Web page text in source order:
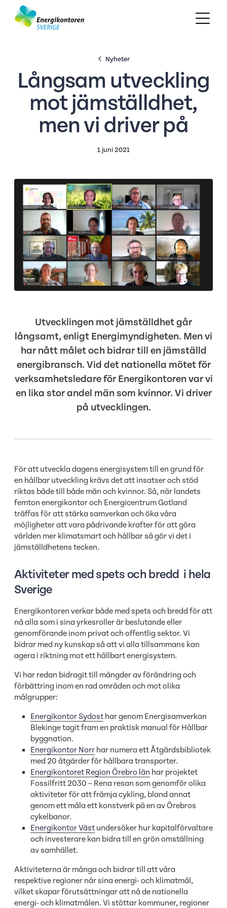
Nyheter
Långsam utveckling
mot jämställdhet,
men vi driver på
1 juni 2021
Utvecklingen mot jämställdhet går
långsamt, enligt Energimyndigheten. Men vi
har nått målet och bidrar till en jämställd
energibransch. Vid det nationella mötet för
verksamhetsledare för Energikontoren var vi
en lika stor andel män som kvinnor. Vi driver
på utvecklingen.
För att utveckla dagens energisystem till en grund för
en hållbar utveckling krävs det att insatser och stöd
riktas både till både män och kvinnor. Så, när landets
femton energikontor och Energicentrum Gotland
träffas för att stärka samverkan och öka våra
möjligheter att vara pådrivande krafter för att göra
världen mer klimatsmart och hållbar så gör vi det i
jämställdhetens tecken.
Aktiviteter med spets och bredd i hela
Sverige
Energikontoren verkar både med spets och bredd för att
nå alla som i sina yrkesroller är beslutande eller
genomförande inom privat och offentlig sektor. Vi
bidrar med ny kunskap så att vi alla tillsammans kan
agera i riktning mot ett hållbart energisystem.
Vi har redan bidragit till mängder av förändring och
förbättring inom en rad områden och mot olika
målgrupper:
Energikontor Sydost har genom Energisamverkan
Blekinge tagit fram en praktisk manual för Hållbar
byggnation.
Energikontor Norr har numera ett Åtgärdsbibliotek
med 20 åtgärder för hållbara transporter.
Energikontoret Region Örebro län har projektet
Fossilfritt 2030 – Rena resan som genomför olika
aktiviteter för att främja cykling, bland annat
genom ett måla ett konstverk på en av Örebros
cykelbanor.
Energikontor Väst undersöker hur kapitalförvaltare
och investerare kan bidra till en grön omställning
av samhället.
Aktiviteterna är många och bidrar till att våra
respektive regioner når sina energi- och klimatmål,
vilket skapar förutsättningar att nå de nationella
energi- och klimatmålen. Vi stöttar kommuner, regioner